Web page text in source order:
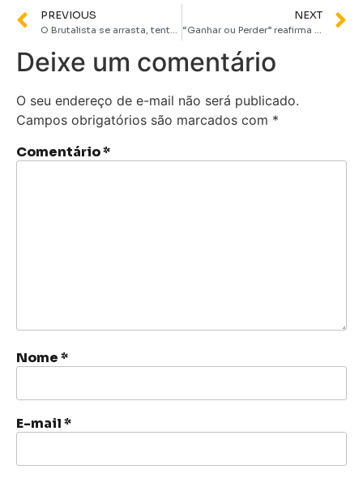
PREVIOUS NEXT
Deixe um comentário
O seu endereço de e-mail não será publicado.
Campos obrigatórios são marcados com *
Comentário*
Nome*
E-mail*